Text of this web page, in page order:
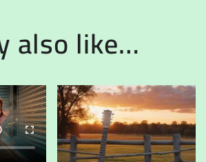
also like…